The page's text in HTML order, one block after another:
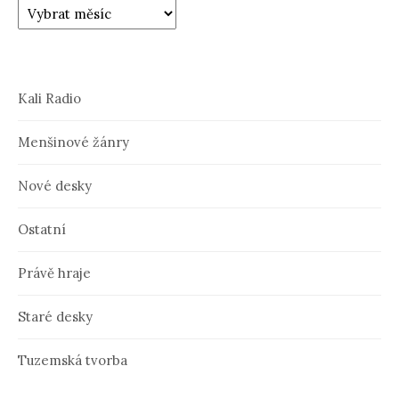
Kali Radio
Menšinové žánry
Nové desky
Ostatní
Právě hraje
Staré desky
Tuzemská tvorba